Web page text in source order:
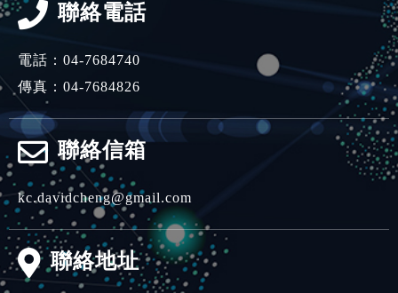
聯絡電話
電話： 04-7684740
傳真：04-7684826
聯絡信箱
kc.davidcheng@gmail.com
聯絡地址